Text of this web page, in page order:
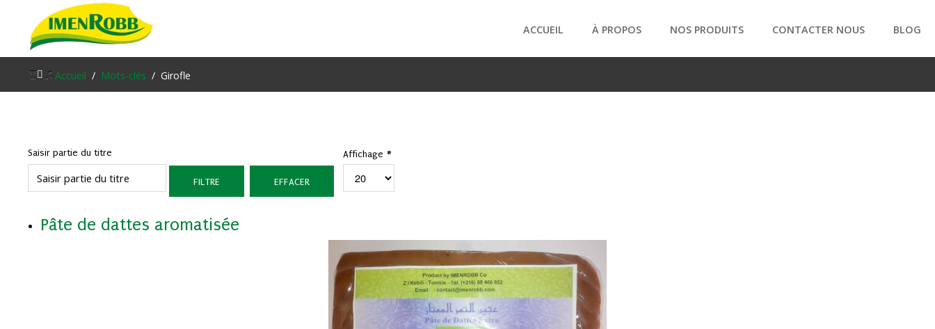
Accueil
Contacter Nous
Blog
ACCUEIL À PROPOS NOS PRODUITS CONTACTER NOUS BLOG
Accueil Mots-clés Girofle
Saisir partie du titre
FILTRE EFFACER
Affichage #
Pâte de dattes aromatisée